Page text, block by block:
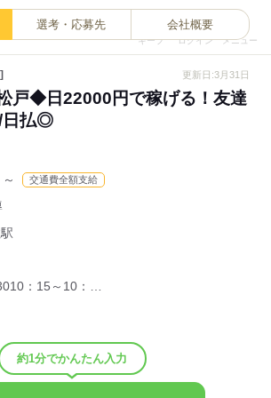
キープ ログイン メニュー
選考・応募先 会社概要
更新日:3月31日
戸◆日22000円で稼げる！友達
日払◎
交通費全額支給
：15～10：…
約1分でかんたん入力